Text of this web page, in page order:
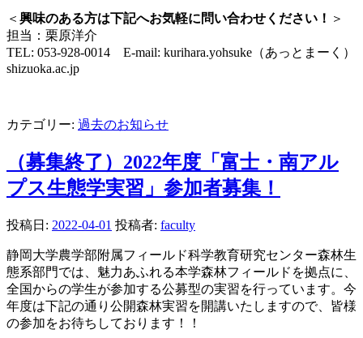
＜ 興味のある方は下記へお気軽に問い合わせください！ ＞
担当：栗原洋介
TEL: 053-928-0014 E-mail: kurihara.yohsuke（あっとまーく）
shizuoka.ac.jp
カテゴリー: 過去のお知らせ
（募集終了）2022年度「富士・南アル
プス生態学実習」参加者募集！
投稿日: 2022-04-01 投稿者: faculty
静岡大学農学部附属フィールド科学教育研究センター森林生
態系部門では、魅力あふれる本学森林フィールドを拠点に、
全国からの学生が参加する公募型の実習を行っています。今
年度は下記の通り公開森林実習を開講いたしますので、皆様
の参加をお待ちしております！！